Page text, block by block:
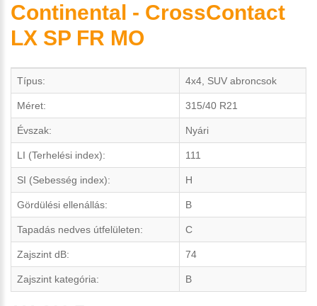
Continental - CrossContact
LX SP FR MO
Típus: 4x4, SUV abroncsok
Méret: 315/40 R21
Évszak: Nyári
LI (Terhelési index): 111
SI (Sebesség index): H
Gördülési ellenállás: B
Tapadás nedves útfelületen: C
Zajszint dB: 74
Zajszint kategória: B